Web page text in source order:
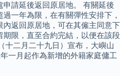
請延後返回原居地。 有關延後
一年為限，在有關彈性安排下，
返回原居地，可在其僱主同意下
限，直至合約完結，以便在該段
十二月二十九日）宣布，大嶼山
一月起作為新增的外籍家庭傭工